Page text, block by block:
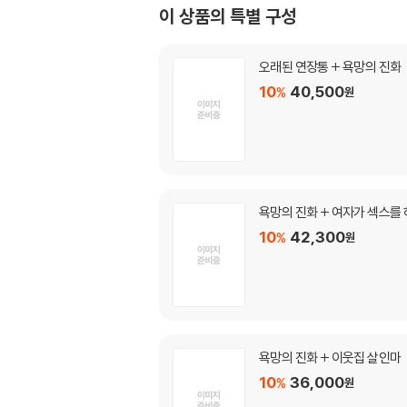
이 상품의 특별 구성
오래된 연장통 + 욕망의 진화
10% 40,500원
욕망의 진화 + 여자가 섹스를
10% 42,300원
욕망의 진화 + 이웃집 살인마
10% 36,000원